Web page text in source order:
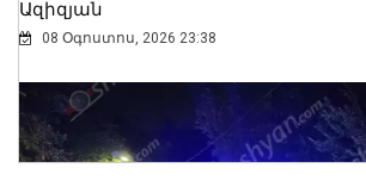
Ազիզյան
08 Օգոստոս, 2026 23:38